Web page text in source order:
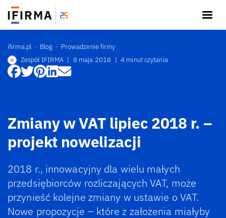
ifirma.pl Blog
Prowadzenie firmy
Zespół IFIRMA | 8 maja 2018 | 4 minut czytania
Zmiany w VAT lipiec 2018 r. –
projekt nowelizacji
2018 r., innowacyjny dla wielu małych
przedsiębiorców rozliczających VAT, może
przynieść kolejne zmiany w ustawie o VAT.
Nowe propozycje – które z założenia miałyby